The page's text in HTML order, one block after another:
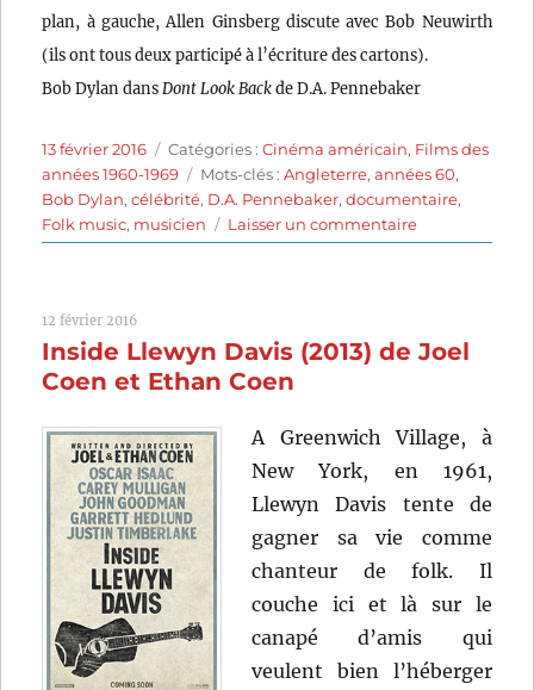
plan, à gauche, Allen Ginsberg discute avec Bob Neuwirth
(ils ont tous deux participé à l’écriture des cartons).
Bob Dylan dansDont Look Backde D.A. Pennebaker
Publié
le
13 février 2016 Catégories
Catégories :Cinéma américain, Films des
années 1960-1969
Étiquettes
Mots-clés :Angleterre,années 60,
Bob Dylan,célébrité, D.A. Pennebaker,documentaire,
Folk music, musicien Laisser un commentairesur
Dont
de
12 février 2016
Inside Llewyn Davis (2013) de Joel
Coen et Ethan Coen
A Greenwich Village, à
New York, en 1961,
Llewyn Davis tente de
gagner sa vie comme
chanteur de folk. Il
couche ici et là sur le
canapé d’amis qui
veulent bien l’héberger